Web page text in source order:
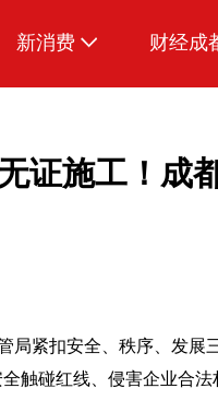
新消费 财经成
证施工！成
局紧扣安全、秩序、发展
触碰红线、侵害企业合